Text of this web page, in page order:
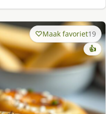
Maak favoriet19
👍